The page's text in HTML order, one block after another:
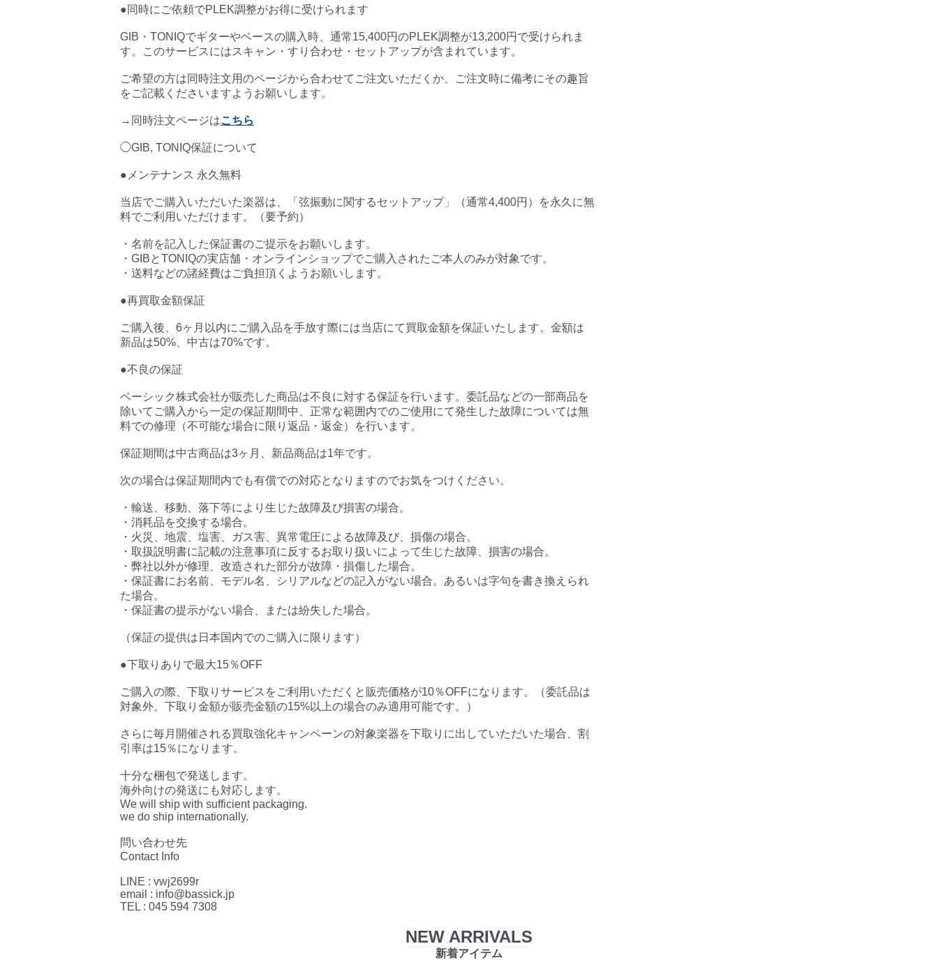
●同時にご依頼でPLEK調整がお得に受けられます
GIB・TONIQでギターやベースの購入時、通常15,400円のPLEK調整が13,200円で受けられま
す。このサービスにはスキャン・すり合わせ・セットアップが含まれています。
ご希望の方は同時注文用のページから合わせてご注文いただくか、ご注文時に備考にその趣旨
をご記載くださいますようお願いします。
→同時注文ページはこちら
◯GIB, TONIQ保証について
●メンテナンス 永久無料
当店でご購入いただいた楽器は、「弦振動に関するセットアップ」（通常4,400円）を永久に無
料でご利用いただけます。（要予約）
・名前を記入した保証書のご提示をお願いします。
・GIBとTONIQの実店舗・オンラインショップでご購入されたご本人のみが対象です。
・送料などの諸経費はご負担頂くようお願いします。
●再買取金額保証
ご購入後、6ヶ月以内にご購入品を手放す際には当店にて買取金額を保証いたします。金額は
新品は50%、中古は70%です。
●不良の保証
ベーシック株式会社が販売した商品は不良に対する保証を行います。委託品などの一部商品を
除いてご購入から一定の保証期間中、正常な範囲内でのご使用にて発生した故障については無
料での修理（不可能な場合に限り返品・返金）を行います。
保証期間は中古商品は3ヶ月、新品商品は1年です。
次の場合は保証期間内でも有償での対応となりますのでお気をつけください。
・輸送、移動、落下等により生じた故障及び損害の場合。
・消耗品を交換する場合。
・火災、地震、塩害、ガス害、異常電圧による故障及び、損傷の場合。
・取扱説明書に記載の注意事項に反するお取り扱いによって生じた故障、損害の場合。
・弊社以外が修理、改造された部分が故障・損傷した場合。
・保証書にお名前、モデル名、シリアルなどの記入がない場合。あるいは字句を書き換えられ
た場合。
・保証書の提示がない場合、または紛失した場合。
（保証の提供は日本国内でのご購入に限ります）
●下取りありで最大15％OFF
ご購入の際、下取りサービスをご利用いただくと販売価格が10％OFFになります。（委託品は
対象外。下取り金額が販売金額の15%以上の場合のみ適用可能です。）
さらに毎月開催される買取強化キャンペーンの対象楽器を下取りに出していただいた場合、割
引率は15％になります。
十分な梱包で発送します。
海外向けの発送にも対応します。
We will ship with sufficient packaging.
we do ship internationally.
問い合わせ先
Contact Info
LINE : vwj2699r
email : info@bassick.jp
TEL : 045 594 7308
NEW ARRIVALS
新着アイテム